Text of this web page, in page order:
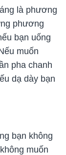
là phương
phương
bạn uống
muốn
pha chanh
dạ dày bạn
bạn không
muốn